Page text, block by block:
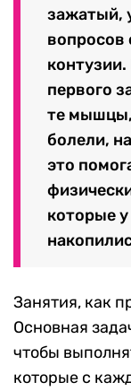
зажатый,
вопросов
первого
те мышцы,
болели,
это
которые
Занятия, как
Основная
чтобы
которые с